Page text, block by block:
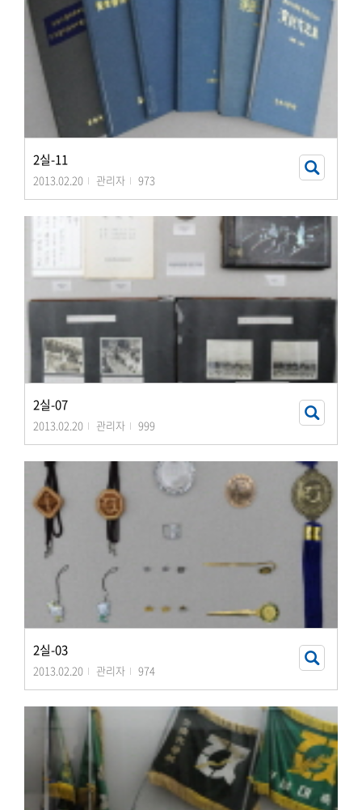
2실-11
2013.02.20 관리자 973
2실-07
2013.02.20 관리자 999
2실-03
2013.02.20 관리자 974